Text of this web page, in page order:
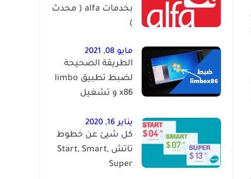
بخدمات alfa ( محدث
)
مايو 08, 2021
الطريقة الصحيحة
لضبط تطبيق limbo
x86 و تشغيل
يناير 16, 2020
كل شيئ عن خطوط
تاتش Start, Smart,
Super